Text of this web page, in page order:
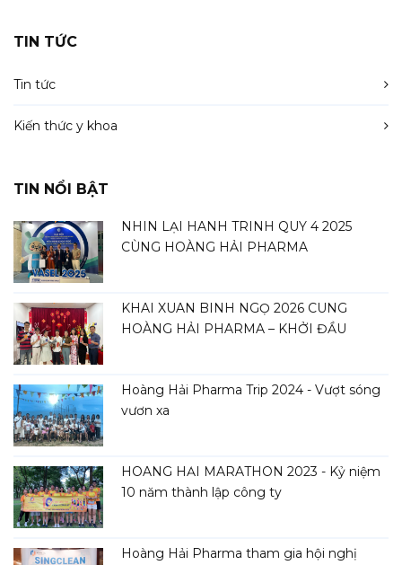
TIN TỨC
Tin tức
Kiến thức y khoa
TIN NỔI BẬT
NHÌN LẠI HÀNH TRÌNH QUÝ 4 2025
CÙNG HOÀNG HẢI PHARMA
KHAI XUÂN BÍNH NGỌ 2026 CÙNG
HOÀNG HẢI PHARMA – KHỞI ĐẦU
Hoàng Hải Pharma Trip 2024 - Vượt sóng
vươn xa
HOÀNG HẢI MARATHON 2023 - Kỷ niệm
10 năm thành lập công ty
Hoàng Hải Pharma tham gia hội nghị